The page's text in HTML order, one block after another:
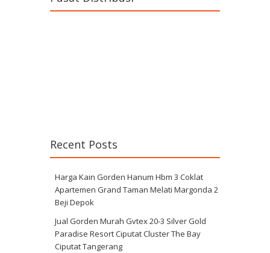
Recent Posts
Harga Kain Gorden Hanum Hbm 3 Coklat
Apartemen Grand Taman Melati Margonda 2
Beji Depok
Jual Gorden Murah Gvtex 20-3 Silver Gold
Paradise Resort Ciputat Cluster The Bay
Ciputat Tangerang